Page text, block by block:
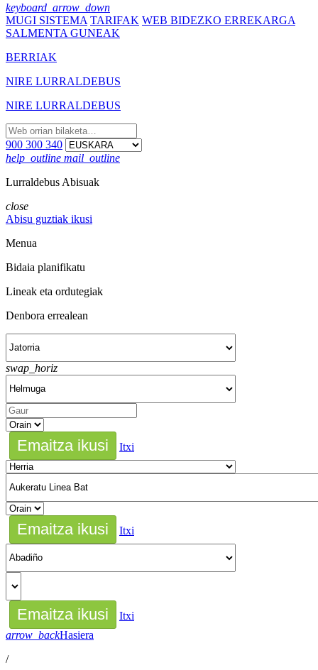
keyboard_arrow_down
MUGI SISTEMA TARIFAK WEB BIDEZKO ERREKARGA
SALMENTA GUNEAK
BERRIAK
NIRE LURRALDEBUS
NIRE LURRALDEBUS
900 300 340
help_outline mail_outline
Lurraldebus Abisuak
close
Abisu guztiak ikusi
Menua
Bidaia planifikatu
Lineak eta ordutegiak
Denbora errealean
swap_horiz
Itxi
Itxi
Itxi
arrow_backHasiera
/